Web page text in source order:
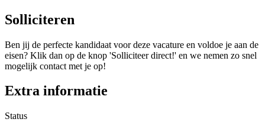
Solliciteren
Ben jij de perfecte kandidaat voor deze vacature en voldoe je aan de
eisen? Klik dan op de knop 'Solliciteer direct!' en we nemen zo snel
mogelijk contact met je op!
Extra informatie
Status